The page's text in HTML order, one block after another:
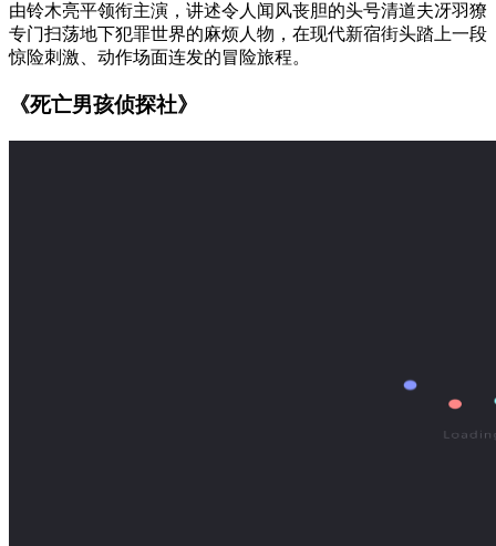
由铃木亮平领衔主演，讲述令人闻风丧胆的头号清道夫冴羽獠
专门扫荡地下犯罪世界的麻烦人物，在现代新宿街头踏上一段
惊险刺激、动作场面连发的冒险旅程。
《死亡男孩侦探社》